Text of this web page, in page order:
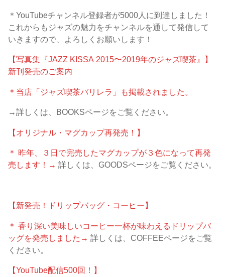
＊YouTubeチャンネル登録者が5000人に到達しました！
これからもジャズの魅力をチャンネルを通して発信して
いきますので、よろしくお願いします！
【写真集『JAZZ KISSA 2015〜2019年のジャズ喫茶』】
新刊発売のご案内
＊当店「ジャズ喫茶バリレラ」も掲載されました。
→詳しくは、BOOKSページをご覧ください。
【オリジナル・マグカップ再発売！】
＊ 昨年、３日で完売したマグカップが３色になって再発
売します！→詳しくは、GOODSページをご覧ください。
【新発売！ドリップバッグ・コーヒー】
＊ 香り深い美味しいコーヒー一杯が味わえるドリップバ
ッグを発売しました→詳しくは、COFFEEページをご覧
ください。
【YouTube配信500回！】